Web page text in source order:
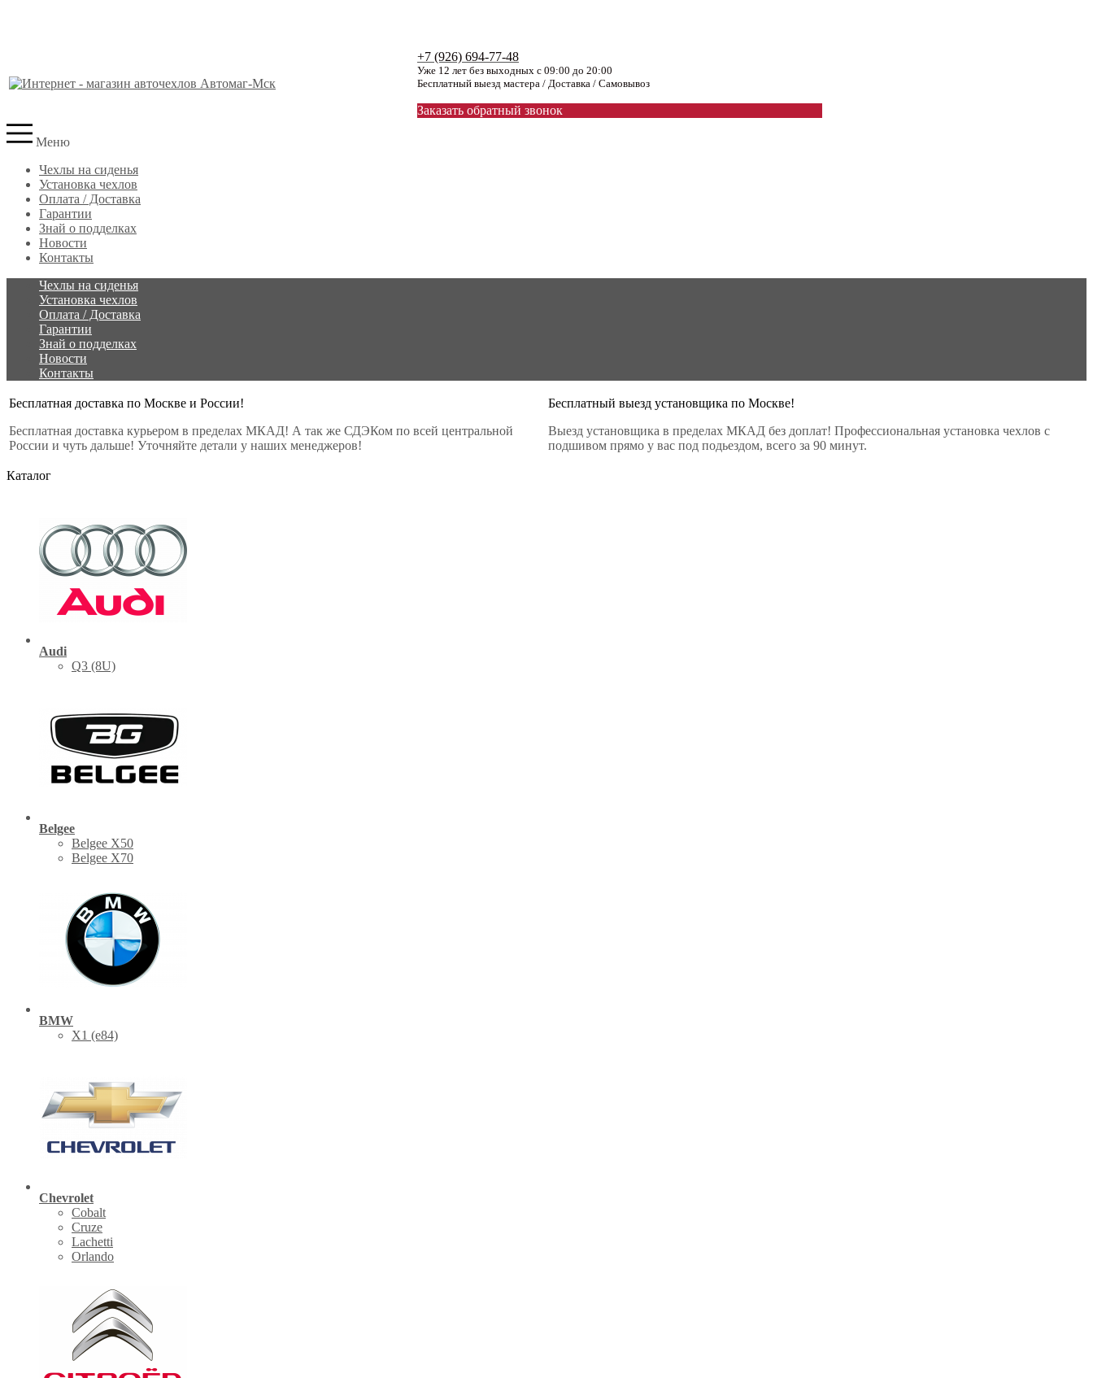
+7 (926) 694-77-48
Уже 12 лет без выходных с 09:00 до 20:00
Бесплатный выезд мастера / Доставка / Самовывоз
Заказать обратный звонок
Меню
Чехлы на сиденья
Установка чехлов
Оплата / Доставка
Гарантии
Знай о подделках
Новости
Контакты
Чехлы на сиденья
Установка чехлов
Оплата / Доставка
Гарантии
Знай о подделках
Новости
Контакты
Бесплатная доставка по Москве и России!
Бесплатная доставка курьером в пределах МКАД! А так же СДЭКом по всей центральной
России и чуть дальше! Уточняйте детали у наших менеджеров!
Бесплатный выезд установщика по Москве!
Выезд установщика в пределах МКАД без доплат! Профессиональная установка чехлов с
подшивом прямо у вас под подьездом, всего за 90 минут.
Каталог
Audi
Q3 (8U)
Belgee
Belgee X50
Belgee X70
BMW
X1 (е84)
Chevrolet
Cobalt
Cruze
Lachetti
Orlando